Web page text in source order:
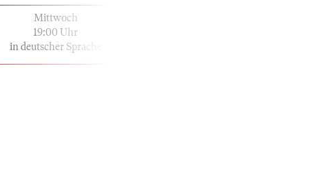
Mittwoch
19:00 Uhr
in deutscher Sprache